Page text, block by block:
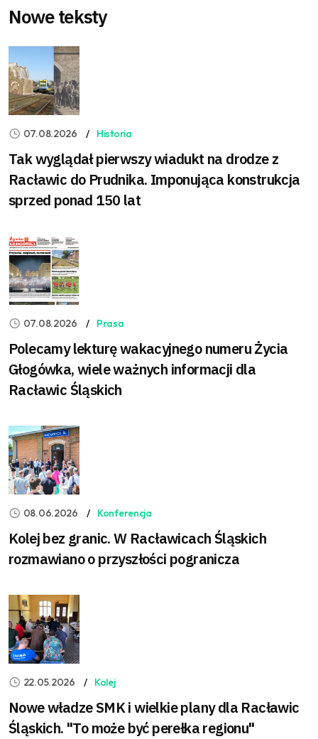
Nowe teksty
07.08.2026 Historia
Tak wyglądał pierwszy wiadukt na drodze z
Racławic do Prudnika. Imponująca konstrukcja
sprzed ponad 150 lat
07.08.2026 Prasa
Polecamy lekturę wakacyjnego numeru Życia
Głogówka, wiele ważnych informacji dla
Racławic Śląskich
08.06.2026 Konferencja
Kolej bez granic. W Racławicach Śląskich
rozmawiano o przyszłości pogranicza
22.05.2026 Kolej
Nowe władze SMK i wielkie plany dla Racławic
Śląskich. "To może być perełka regionu"